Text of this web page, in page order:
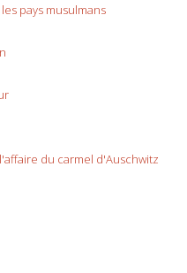
pays musulmans
du carmel d'Auschwitz